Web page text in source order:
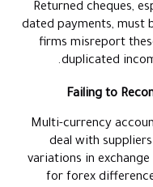
Returned cheques,
dated payments, must
firms misreport
duplicated
Failing to
Multi-currency
deal with
variations in
for forex